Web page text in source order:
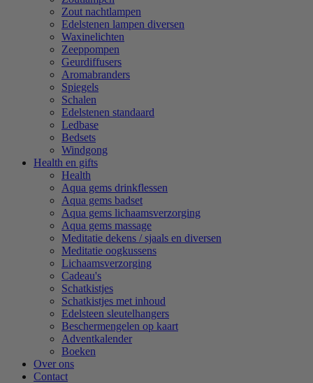
Zout nachtlampen
Edelstenen lampen diversen
Waxinelichten
Zeeppompen
Geurdiffusers
Aromabranders
Spiegels
Schalen
Edelstenen standaard
Ledbase
Bedsets
Windgong
Health en gifts
Health
Aqua gems drinkflessen
Aqua gems badset
Aqua gems lichaamsverzorging
Aqua gems massage
Meditatie dekens / sjaals en diversen
Meditatie oogkussens
Lichaamsverzorging
Cadeau's
Schatkistjes
Schatkistjes met inhoud
Edelsteen sleutelhangers
Beschermengelen op kaart
Adventkalender
Boeken
Over ons
Contact